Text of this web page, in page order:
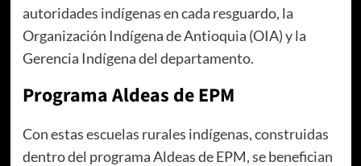
autoridades indígenas en cada resguardo, la
Organización Indígena de Antioquia (OIA) y la
Gerencia Indígena del departamento.
Programa Aldeas de EPM
Con estas escuelas rurales indígenas, construidas
dentro del programa Aldeas de EPM, se benefician